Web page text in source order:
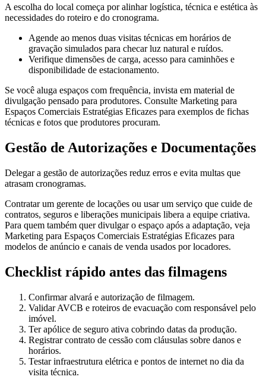
A escolha do local começa por alinhar logística, técnica e estética às
necessidades do roteiro e do cronograma.
Agende ao menos duas visitas técnicas em horários de
gravação simulados para checar luz natural e ruídos.
Verifique dimensões de carga, acesso para caminhões e
disponibilidade de estacionamento.
Se você aluga espaços com frequência, invista em material de
divulgação pensado para produtores. Consulte Marketing para
Espaços Comerciais Estratégias Eficazes para exemplos de fichas
técnicas e fotos que produtores procuram.
Gestão de Autorizações e Documentações
Delegar a gestão de autorizações reduz erros e evita multas que
atrasam cronogramas.
Contratar um gerente de locações ou usar um serviço que cuide de
contratos, seguros e liberações municipais libera a equipe criativa.
Para quem também quer divulgar o espaço após a adaptação, veja
Marketing para Espaços Comerciais Estratégias Eficazes para
modelos de anúncio e canais de venda usados por locadores.
Checklist rápido antes das filmagens
Confirmar alvará e autorização de filmagem.
Validar AVCB e roteiros de evacuação com responsável pelo
imóvel.
Ter apólice de seguro ativa cobrindo datas da produção.
Registrar contrato de cessão com cláusulas sobre danos e
horários.
Testar infraestrutura elétrica e pontos de internet no dia da
visita técnica.